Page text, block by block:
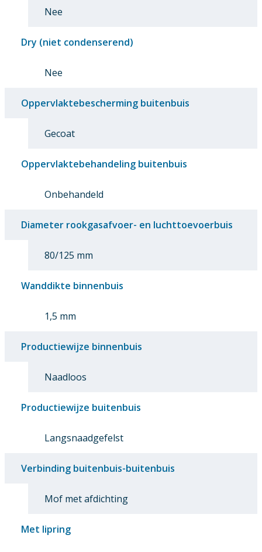
Nee
Dry (niet condenserend)
Nee
Oppervlaktebescherming buitenbuis
Gecoat
Oppervlaktebehandeling buitenbuis
Onbehandeld
Diameter rookgasafvoer- en luchttoevoerbuis
80/125 mm
Wanddikte binnenbuis
1,5 mm
Productiewijze binnenbuis
Naadloos
Productiewijze buitenbuis
Langsnaadgefelst
Verbinding buitenbuis-buitenbuis
Mof met afdichting
Met lipring